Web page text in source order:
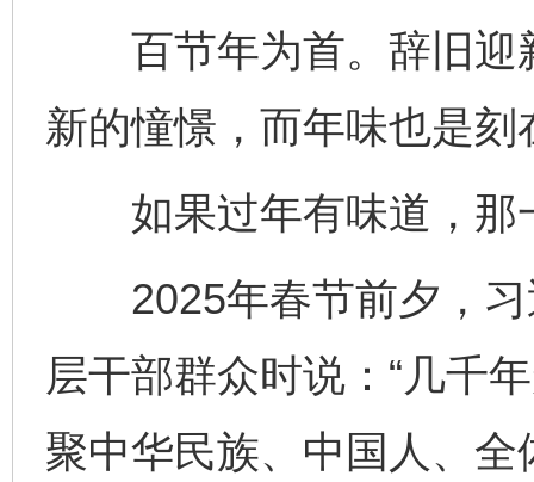
百节年为首。辞旧迎
新的憧憬，而年味也是
如果过年有味道，那
2025年春节前夕，习
层干部群众时说：“几千
聚中华民族、中国人、全